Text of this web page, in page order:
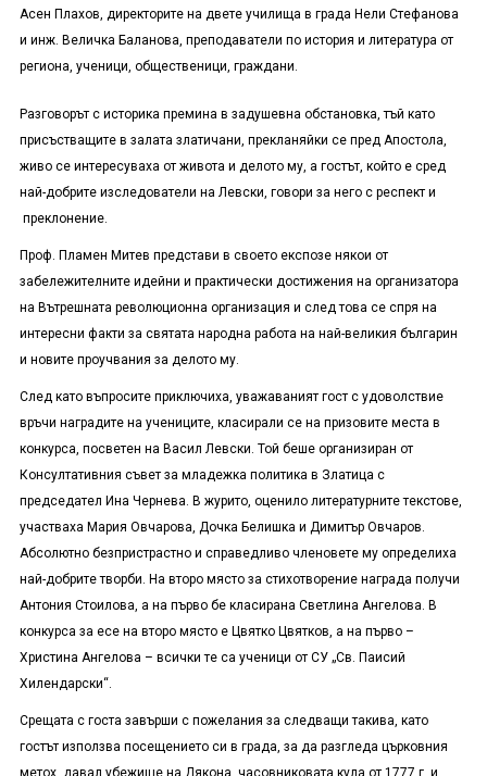
Асен Плахов, директорите на двете училища в града Нели Стефанова
и инж. Величка Баланова, преподаватели по история и литература от
региона, ученици, общественици, граждани.
Разговорът с историка премина в задушевна обстановка, тъй като
присъстващите в залата златичани, прекланяйки се пред Апостола,
живо се интересуваха от живота и делото му, а гостът, който е сред
най-добрите изследователи на Левски, говори за него с респект и
преклонение.
Проф. Пламен Митев представи в своето експозе някои от
забележителните идейни и практически достижения на организатора
на Вътрешната революционна организация и след това се спря на
интересни факти за святата народна работа на най-великия българин
и новите проучвания за делото му.
След като въпросите приключиха, уважаваният гост с удоволствие
връчи наградите на учениците, класирали се на призовите места в
конкурса, посветен на Васил Левски. Той беше организиран от
Консултативния съвет за младежка политика в Златица с
председател Ина Чернева. В журито, оценило литературните текстове,
участваха Мария Овчарова, Дочка Белишка и Димитър Овчаров.
Абсолютно безпристрастно и справедливо членовете му определиха
най-добрите творби. На второ място за стихотворение награда получи
Антония Стоилова, а на първо бе класирана Светлина Ангелова. В
конкурса за есе на второ място е Цвятко Цвятков, а на първо –
Христина Ангелова – всички те са ученици от СУ „Св. Паисий
Хилендарски“.
Срещата с госта завърши с пожелания за следващи такива, като
гостът използва посещението си в града, за да разгледа църковния